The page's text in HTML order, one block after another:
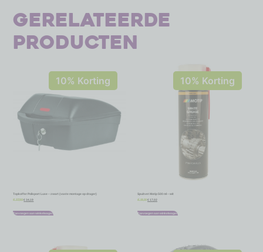
Gerelateerde
producten
10% Korting
Topkoffer Polisport Luxe – zwart (vaste montage op drager)
€ 37,99 € 34,19
Toevoegen aan winkelwagen
10% Korting
Spuitvet Motip 500 ml – wit
€ 18,91 € 17,02
Toevoegen aan winkelwagen